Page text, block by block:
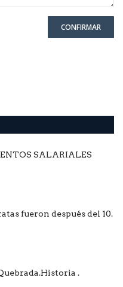
CONFIRMAR
SALARIALES
fueron después del 10.
.